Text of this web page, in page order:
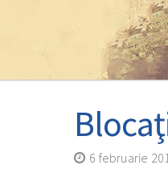
6 februarie